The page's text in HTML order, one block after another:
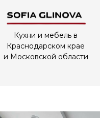
Кухни и мебель в
Краснодарском крае
и Московской области